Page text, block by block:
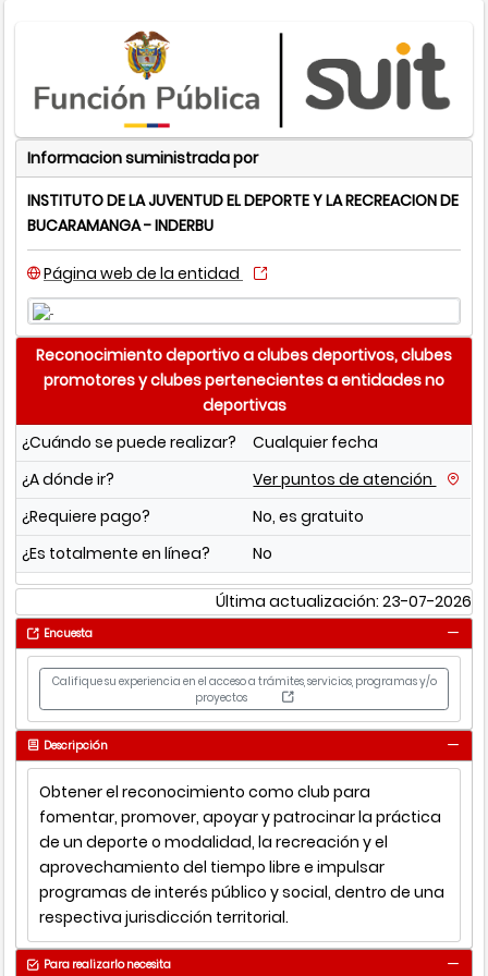
Informacion suministrada por
INSTITUTO DE LA JUVENTUD EL DEPORTE Y LA RECREACION DE
BUCARAMANGA - INDERBU
Página web de la entidad
Reconocimiento deportivo a clubes deportivos, clubes
promotores y clubes pertenecientes a entidades no
deportivas
¿Cuándo se puede realizar?
Cualquier fecha
¿A dónde ir?
Ver puntos de atención
¿Requiere pago?
No, es gratuito
¿Es totalmente en línea?
No
Última actualización: 23-07-2026
Encuesta
Califique su experiencia en el acceso a trámites, servicios, programas y/o
proyectos
Descripción
Obtener el reconocimiento como club para
fomentar, promover, apoyar y patrocinar la práctica
de un deporte o modalidad, la recreación y el
aprovechamiento del tiempo libre e impulsar
programas de interés público y social, dentro de una
respectiva jurisdicción territorial.
Para realizarlo necesita